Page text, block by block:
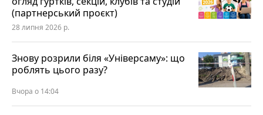
(партнерський проєкт)
28 липня 2026 р.
Знову розрили біля «Універсаму»: що
роблять цього разу?
Вчора о 14:04